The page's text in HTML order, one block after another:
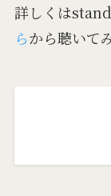
詳しくは
らから聴いて